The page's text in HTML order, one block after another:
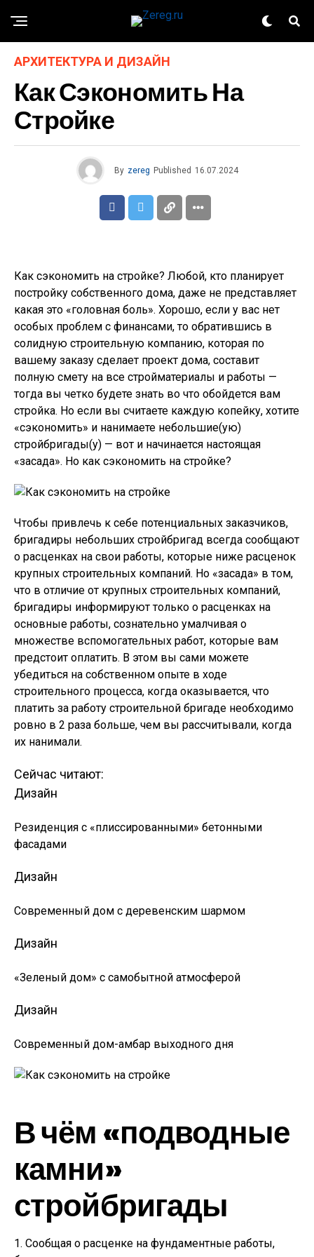
АРХИТЕКТУРА И ДИЗАЙН
Как Сэкономить На
Стройке
By zereg Published 16.07.2024
Как сэкономить на стройке? Любой, кто планирует
постройку собственного дома, даже не представляет
какая это «головная боль». Хорошо, если у вас нет
особых проблем с финансами, то обратившись в
солидную строительную компанию, которая по
вашему заказу сделает проект дома, составит
полную смету на все стройматериалы и работы —
тогда вы четко будете знать во что обойдется вам
стройка. Но если вы считаете каждую копейку, хотите
«сэкономить» и нанимаете небольшие(ую)
стройбригады(у) — вот и начинается настоящая
«засада». Но как сэкономить на стройке?
Чтобы привлечь к себе потенциальных заказчиков,
бригадиры небольших стройбригад всегда сообщают
о расценках на свои работы, которые ниже расценок
крупных строительных компаний. Но «засада» в том,
что в отличие от крупных строительных компаний,
бригадиры информируют только о расценках на
основные работы, сознательно умалчивая о
множестве вспомогательных работ, которые вам
предстоит оплатить. В этом вы сами можете
убедиться на собственном опыте в ходе
строительного процесса, когда оказывается, что
платить за работу строительной бригаде необходимо
ровно в 2 раза больше, чем вы рассчитывали, когда
их нанимали.
Сейчас читают:
Дизайн
Резиденция с «плиссированными» бетонными
фасадами
Дизайн
Современный дом с деревенским шармом
Дизайн
«Зеленый дом» с самобытной атмосферой
Дизайн
Современный дом-амбар выходного дня
В чём «подводные
камни»
стройбригады
1. Сообщая о расценке на фундаментные работы,